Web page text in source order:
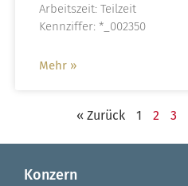
Arbeitszeit: Teilzeit
Kennziffer: *_002350
Mehr »
« Zurück 1 2 3
Konzern